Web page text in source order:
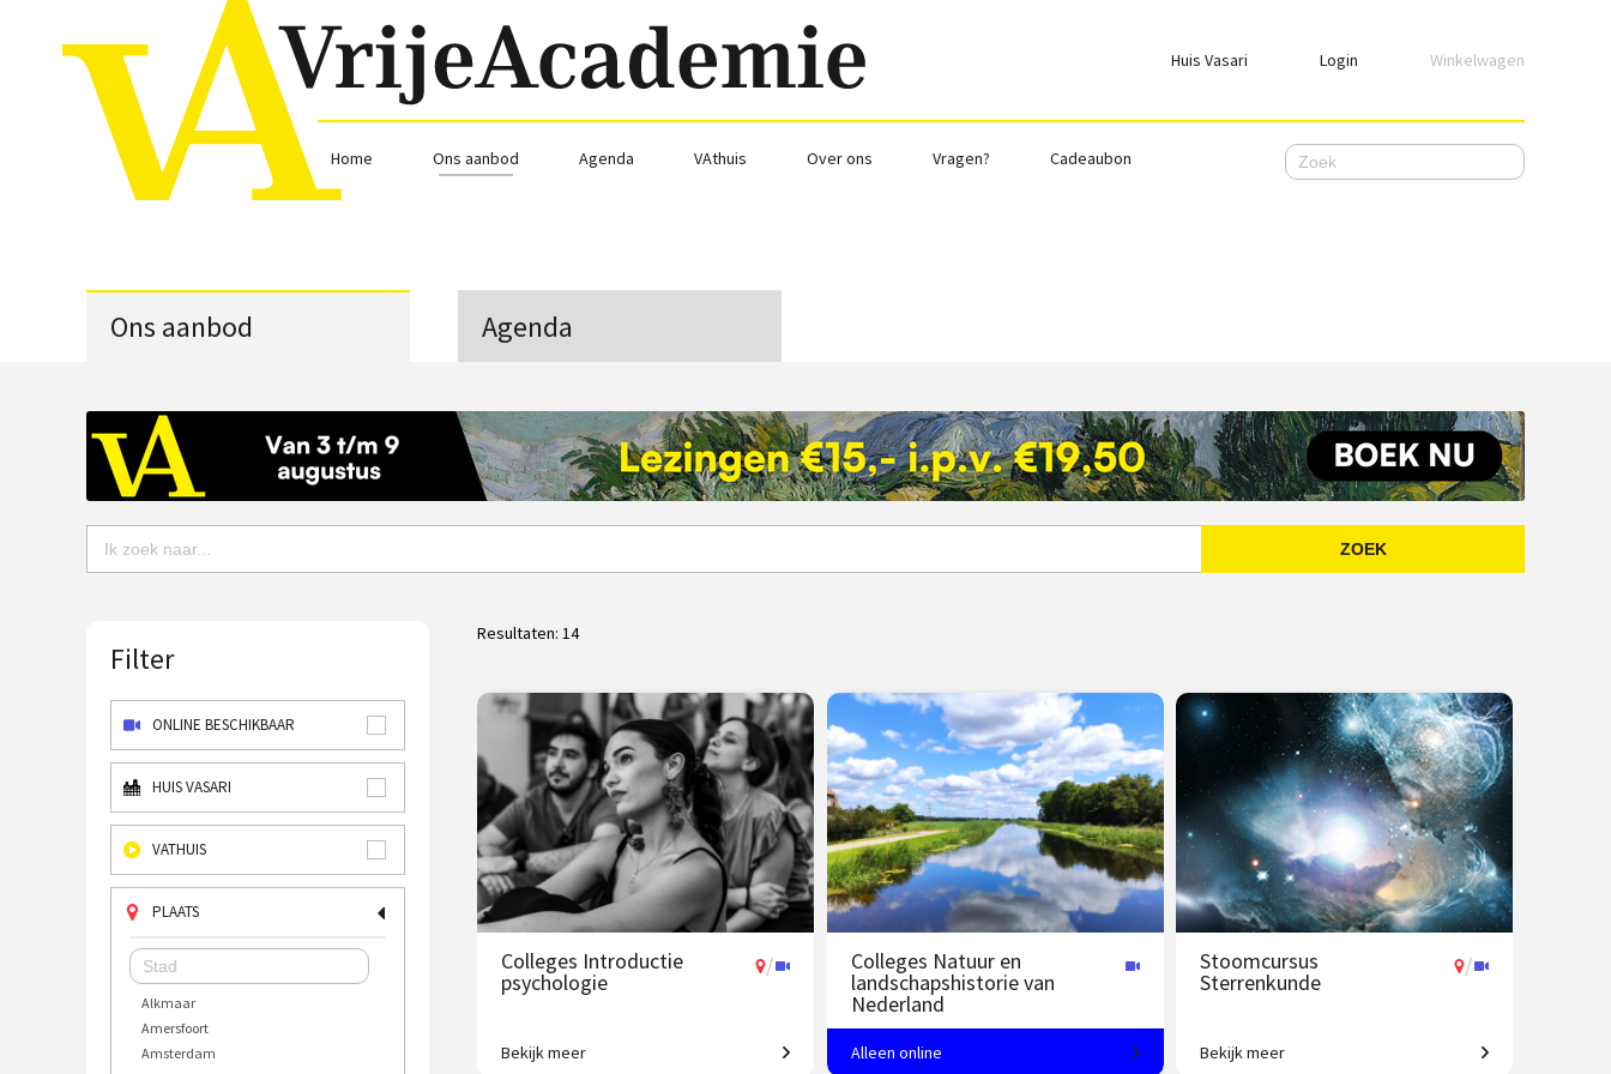
Huis Vasari Login
Login
Emailadres
Nog geen account, meld jehier aan.
Winkelwagen
Home Ons aanbod Agenda VAthuis Over ons Vragen? Cadeaubon
Ons aanbod Agenda
ZOEK
Filter
ONLINE BESCHIKBAAR
HUIS VASARI
VATHUIS
PLAATS
Alkmaar
Amersfoort
Amsterdam
Resultaten: 14
Colleges Introductie
psychologie
/
Van gedrag tot geheugen, van
Bekijk meer
Colleges Natuur en
landschapshistorie van
Nederland
Leer het landschap lezen.
Alleen online
Stoomcursus
Sterrenkunde
/
Maak een rondreis door het heelal tot
Bekijk meer